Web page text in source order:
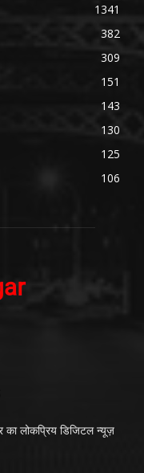
1341
382
309
151
143
130
125
106
लोकप्रिय डिजिटल न्यूज़